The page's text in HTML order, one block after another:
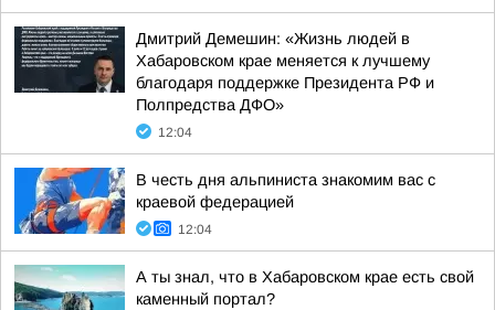
Дмитрий Демешин: «Жизнь людей в
Хабаровском крае меняется к лучшему
благодаря поддержке Президента РФ и
Полпредства ДФО»
12:04
В честь дня альпиниста знакомим вас с
краевой федерацией
12:04
А ты знал, что в Хабаровском крае есть свой
каменный портал?